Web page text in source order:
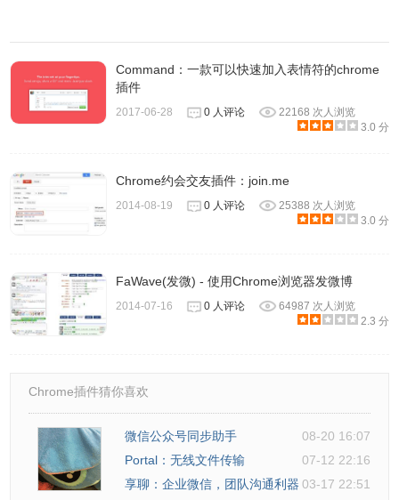
Command：一款可以快速加入表情符的chrome
插件
2017-06-28 0 人评论
22168 次人浏览
3.0 分
Chrome约会交友插件：join.me
2014-08-19 0 人评论
25388 次人浏览
3.0 分
FaWave(发微) - 使用Chrome浏览器发微博
2014-07-16 0 人评论
64987 次人浏览
2.3 分
Chrome插件猜你喜欢
微信公众号同步助手
08-20 16:07
Portal：无线文件传输
07-12 22:16
享聊：企业微信，团队沟通利器 03-17 22:51